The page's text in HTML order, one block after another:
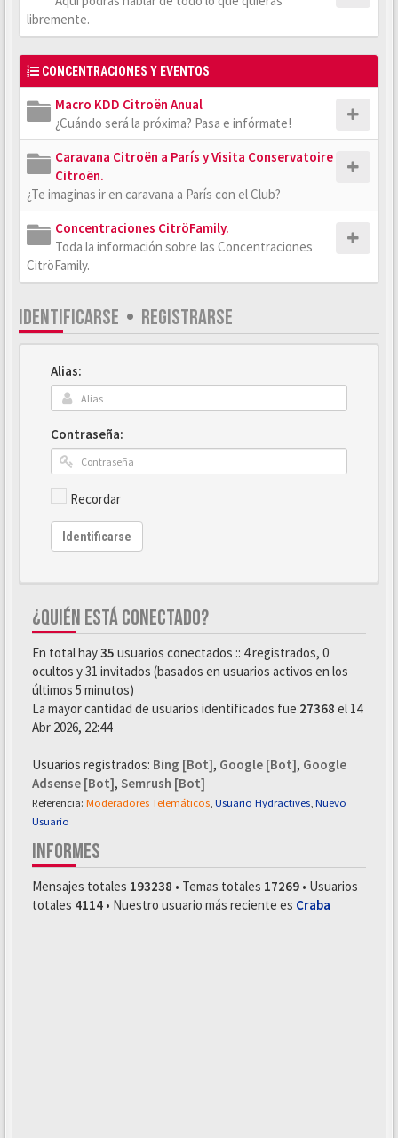
libremente.
CONCENTRACIONES Y EVENTOS
Macro KDD Citroën Anual
¿Cuándo será la próxima? Pasa e infórmate!
Caravana Citroën a París y Visita Conservatoire
Citroën.
¿Te imaginas ir en caravana a París con el Club?
Concentraciones CitröFamily.
Toda la información sobre las Concentraciones
CitröFamily.
IDENTIFICARSE • REGISTRARSE
Alias:
Contraseña:
Recordar
Identificarse
¿QUIÉN ESTÁ CONECTADO?
En total hay35 usuarios conectados :: 4 registrados, 0
ocultos y 31 invitados (basados en usuarios activos en los
últimos 5 minutos)
La mayor cantidad de usuarios identificados fue 27368 el 14
Abr 2026, 22:44
Usuarios registrados: Bing [Bot], Google [Bot], Google
Adsense [Bot], Semrush [Bot]
Referencia: Moderadores Telemáticos Usuario Hydractives Nuevo
Usuario
INFORMES
Mensajes totales 193238 • Temas totales 17269 • Usuarios
totales 4114 • Nuestro usuario más reciente es Craba